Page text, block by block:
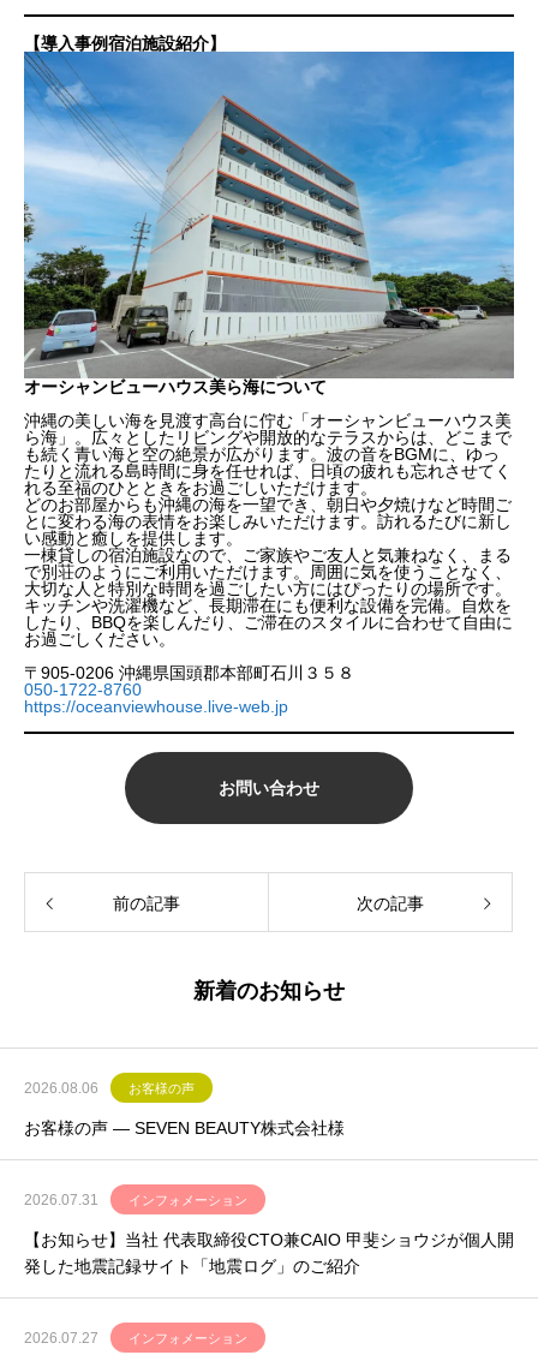
【導入事例宿泊施設紹介】
オーシャンビューハウス美ら海について
沖縄の美しい海を見渡す高台に佇む「オーシャンビューハウス美
ら海」。広々としたリビングや開放的なテラスからは、どこまで
も続く青い海と空の絶景が広がります。波の音をBGMに、ゆっ
たりと流れる島時間に身を任せれば、日頃の疲れも忘れさせてく
れる至福のひとときをお過ごしいただけます。
どのお部屋からも沖縄の海を一望でき、朝日や夕焼けなど時間ご
とに変わる海の表情をお楽しみいただけます。訪れるたびに新し
い感動と癒しを提供します。
一棟貸しの宿泊施設なので、ご家族やご友人と気兼ねなく、まる
で別荘のようにご利用いただけます。周囲に気を使うことなく、
大切な人と特別な時間を過ごしたい方にはぴったりの場所です。
キッチンや洗濯機など、長期滞在にも便利な設備を完備。自炊を
したり、BBQを楽しんだり、ご滞在のスタイルに合わせて自由に
お過ごしください。
〒905-0206 沖縄県国頭郡本部町石川３５８
050-1722-8760
https://oceanviewhouse.live-web.jp
お問い合わせ
前の記事 次の記事
新着のお知らせ
2026.08.06 お客様の声
お客様の声 ― SEVEN BEAUTY株式会社様
2026.07.31 インフォメーション
【お知らせ】当社 代表取締役CTO兼CAIO 甲斐ショウジが個人開
発した地震記録サイト「地震ログ」のご紹介
2026.07.27 インフォメーション